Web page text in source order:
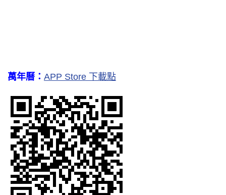
萬年曆： APP Store 下載點